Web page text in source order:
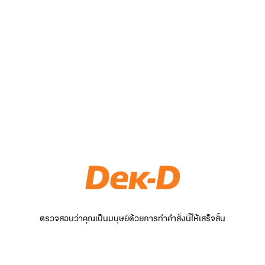
ตรวจสอบว่าคุณเป็นมนุษย์ด้วยการทำคำสั่งนี้ให้เสร็จสิ้น